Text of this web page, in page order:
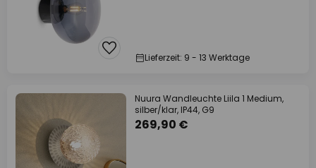
Lieferzeit: 9 - 13 Werktage
Nuura Wandleuchte Liila 1 Medium,
silber/klar, IP44, G9
269,90 €